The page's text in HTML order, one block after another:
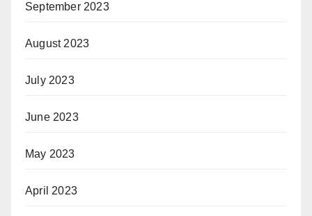
September 2023
August 2023
July 2023
June 2023
May 2023
April 2023